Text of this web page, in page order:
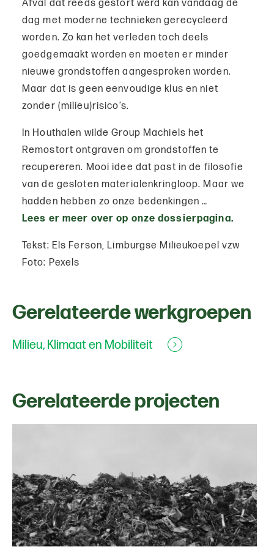
Afval dat reeds gestort werd kan vandaag de
dag met moderne technieken gerecycleerd
worden. Zo kan het verleden toch deels
goedgemaakt worden en moeten er minder
nieuwe grondstoffen aangesproken worden.
Maar dat is geen eenvoudige klus en niet
zonder (milieu)risico’s.
In Houthalen wilde Group Machiels het
Remostort ontgraven om grondstoffen te
recupereren. Mooi idee dat past in de filosofie
van de gesloten materialenkringloop. Maar we
hadden hebben zo onze bedenkingen …
Lees er meer over op onze dossierpagina.
Tekst: Els Ferson, Limburgse Milieukoepel vzw
Foto: Pexels
Gerelateerde werkgroepen
Milieu, Klimaat en Mobiliteit
Gerelateerde projecten